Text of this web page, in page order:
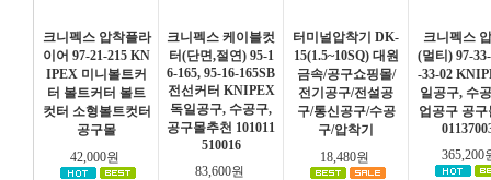
크니펙스 압착플라
이어 97-21-215 KN
IPEX 미니볼트커
터 볼트커터 볼트
컷터 소형볼트컷터
공구몰
42,000원
크니펙스 케이블컷
터(단면,절연) 95-1
6-165, 95-16-165SB
전선커터 KNIPEX
독일공구, 수공구,
공구몰추천 101011
510016
83,600원
터미널압착기 DK-
15(1.5~10SQ) 대원
금속/공구쇼핑몰/
전기공구/전설공
구/통신공구/수공
구/압착기
18,480원
크니펙스
(멀티) 97-
-33-02
일공구, 수
업공구 공구
365,200